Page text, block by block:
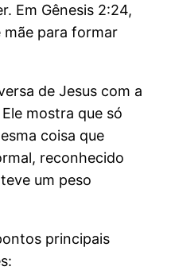
Em Gênesis 2:24,
mãe para formar
de Jesus com a
mostra que só
coisa que
reconhecido
um peso
principais